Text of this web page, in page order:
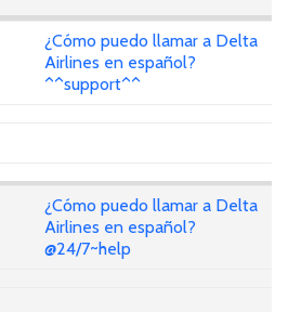
¿Cómo puedo llamar a Delta
Airlines en español?
^^support^^
¿Cómo puedo llamar a Delta
Airlines en español?
@24/7~help